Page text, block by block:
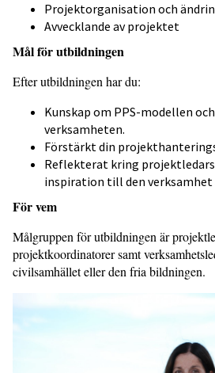
Projektorganisation och
Avvecklande av projektet
Mål för utbildningen
Efter utbildningen har du:
Kunskap om PPS-modellen
verksamheten.
Förstärkt din
Reflekterat kring
inspiration till den verksamhet
För vem
Målgruppen för utbildningen är
projektkoordinatorer samt
civilsamhället eller den fria bildningen.